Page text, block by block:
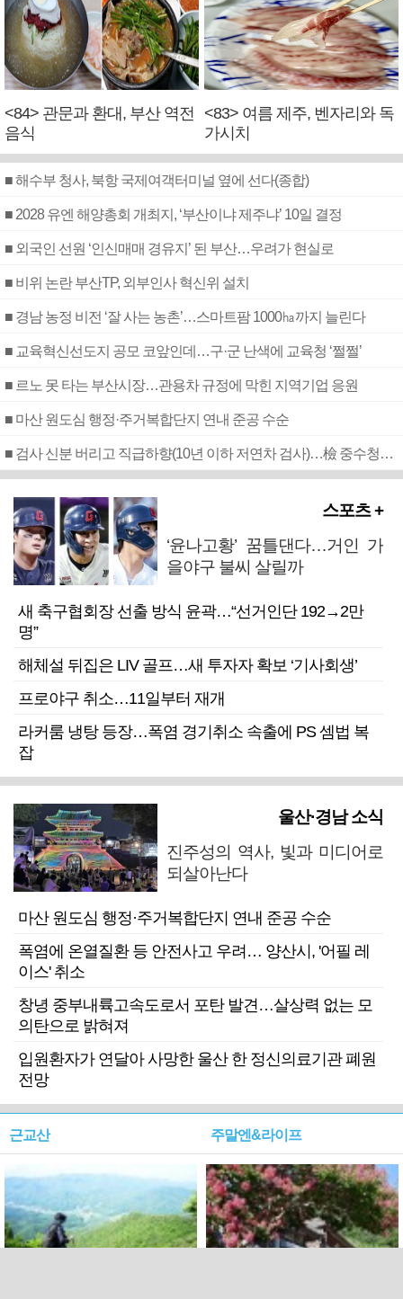
<84> 관문과 환대, 부산 역전
음식
<83> 여름 제주, 벤자리와 독
가시치
■ 해수부 청사, 북항 국제여객터미널 옆에 선다(종합)
■ 2028 유엔 해양총회 개최지, ‘부산이냐 제주냐’ 10일 결정
■ 외국인 선원 ‘인신매매 경유지’ 된 부산…우려가 현실로
■ 비위 논란 부산TP, 외부인사 혁신위 설치
■ 경남 농정 비전 ‘잘 사는 농촌’…스마트팜 1000㏊까지 늘린다
■ 교육혁신선도지 공모 코앞인데…구·군 난색에 교육청 ‘쩔쩔’
■ 르노 못 타는 부산시장…관용차 규정에 막힌 지역기업 응원
■ 마산 원도심 행정·주거복합단지 연내 준공 수순
■ 검사 신분 버리고 직급하향(10년 이하 저연차 검사)…檢 중수청행 기피
스포츠 +
‘윤나고황’ 꿈틀댄다…거인 가
을야구 불씨 살릴까
새 축구협회장 선출 방식 윤곽…“선거인단 192→2만
명”
해체설 뒤집은 LIV 골프…새 투자자 확보 ‘기사회생’
프로야구 취소…11일부터 재개
라커룸 냉탕 등장…폭염 경기취소 속출에 PS 셈법 복
잡
울산·경남 소식
진주성의 역사, 빛과 미디어로
되살아난다
마산 원도심 행정·주거복합단지 연내 준공 수순
폭염에 온열질환 등 안전사고 우려… 양산시, '어필 레
이스' 취소
창녕 중부내륙고속도로서 포탄 발견…살상력 없는 모
의탄으로 밝혀져
입원환자가 연달아 사망한 울산 한 정신의료기관 폐원
전망
근교산 주말엔&라이프